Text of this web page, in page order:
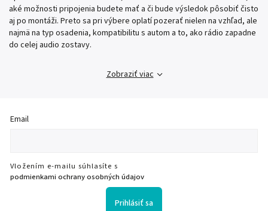
aké možnosti pripojenia budete mať a či bude výsledok pôsobiť čisto
aj po montáži. Preto sa pri výbere oplatí pozerať nielen na vzhľad, ale
najmä na typ osadenia, kompatibilitu s autom a to, ako rádio zapadne
do celej audio zostavy.
Zobraziť viac
Email
Vložením e-mailu súhlasíte s
podmienkami ochrany osobných údajov
Prihlásiť sa